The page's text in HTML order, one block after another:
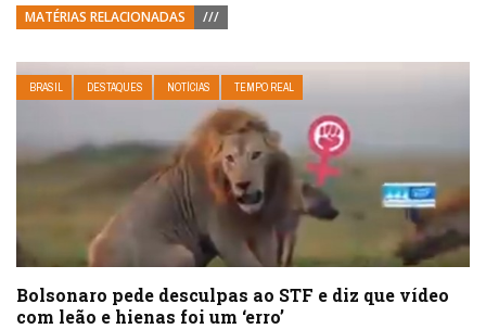
MATÉRIAS RELACIONADAS ///
BRASIL DESTAQUES NOTÍCIAS TEMPO REAL
Bolsonaro pede desculpas ao STF e diz que vídeo
com leão e hienas foi um ‘erro’